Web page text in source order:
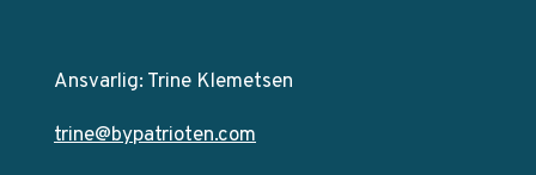
Ansvarlig: Trine Klemetsen
trine@bypatrioten.com